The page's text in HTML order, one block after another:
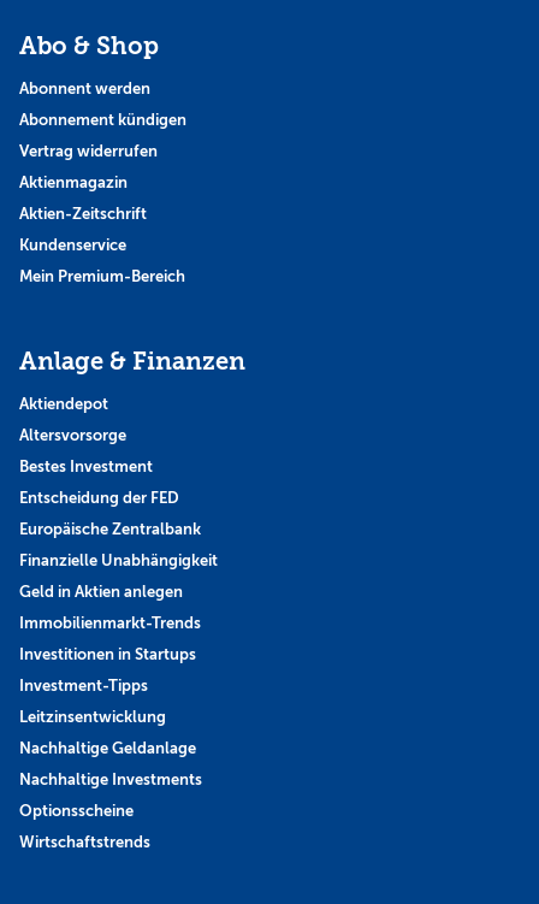
Abo & Shop
Abonnent werden
Abonnement kündigen
Vertrag widerrufen
Aktienmagazin
Aktien-Zeitschrift
Kundenservice
Mein Premium-Bereich
Anlage & Finanzen
Aktiendepot
Altersvorsorge
Bestes Investment
Entscheidung der FED
Europäische Zentralbank
Finanzielle Unabhängigkeit
Geld in Aktien anlegen
Immobilienmarkt-Trends
Investitionen in Startups
Investment-Tipps
Leitzinsentwicklung
Nachhaltige Geldanlage
Nachhaltige Investments
Optionsscheine
Wirtschaftstrends